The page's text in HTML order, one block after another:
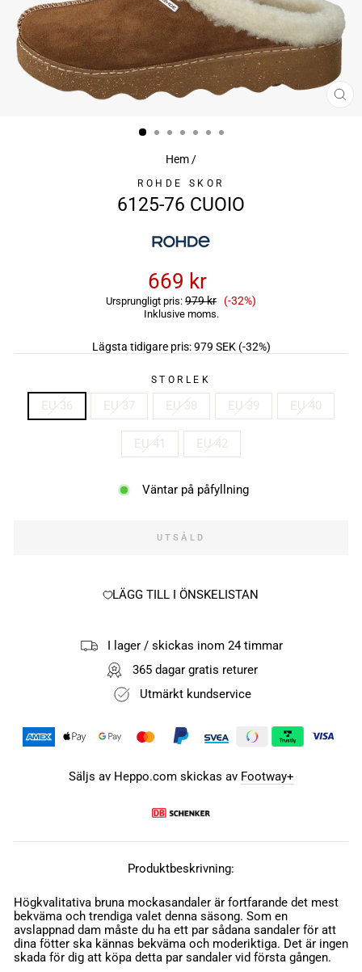
Hem/
ROHDE SKOR
6125-76 CUOIO
669 kr
Ursprungligt pris: 979 kr Reapris
(-32%)
Inklusive moms.
Lägsta tidigare pris: 979 SEK (-32%)
STORLEK
EU 36 EU 37 EU 38 EU 39 EU 40
EU 41 EU 42
Väntar på påfyllning
UTSÅLD
LÄGG TILL I ÖNSKELISTAN
I lager / skickas inom 24 timmar
365 dagar gratis returer
Utmärkt kundservice
Säljs av Heppo.com skickas av Footway+
Produktbeskrivning:
Högkvalitativa bruna mockasandaler är fortfarande det mest
bekväma och trendiga valet denna säsong. Som en
avslappnad dam måste du ha ett par sådana sandaler för att
dina fötter ska kännas bekväma och moderiktiga. Det är ingen
skada för dig att köpa detta par sandaler vid första gången.